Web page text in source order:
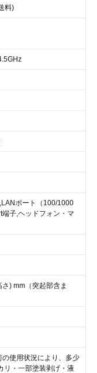
料)
ポート（100/1000
子,ヘッドフォン・マ
) mm（突起部含ま
使用状況により、多少
リ・一部塗装剥げ・液